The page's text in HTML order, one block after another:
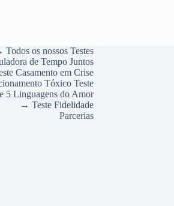
Todos os nossos Testes
de Tempo Juntos
Casamento em Crise
Tóxico Teste
5 Linguagens do Amor
→ Teste Fidelidade
Parcerias